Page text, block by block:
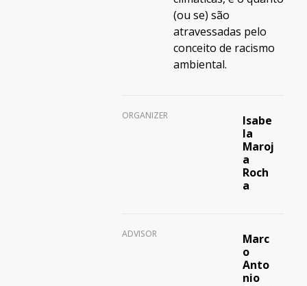
(ou se) são
atravessadas pelo
conceito de racismo
ambiental.
ORGANIZER
Isabe
la
Maroj
a
Roch
a
ADVISOR
Marc
o
Anto
nio